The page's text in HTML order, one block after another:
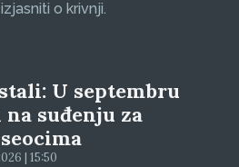
o krivnji.
U septembru
suđenju za
| 15:50